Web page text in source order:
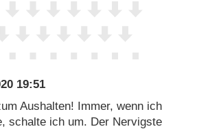
19:51
Aushalten! Immer, wenn ich
schalte ich um. Der Nervigste